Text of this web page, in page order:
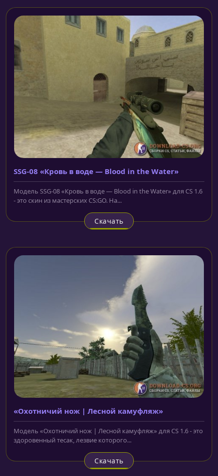
SSG-08 «Кровь в воде — Blood in the Water»
Модель SSG-08 «Кровь в воде — Blood in the Water» для CS 1.6
- это скин из мастерских CS:GO. На...
Скачать
«Охотничий нож | Лесной камуфляж»
Модель «Охотничий нож | Лесной камуфляж» для CS 1.6 - это
здоровенный тесак, лезвие которого...
Скачать